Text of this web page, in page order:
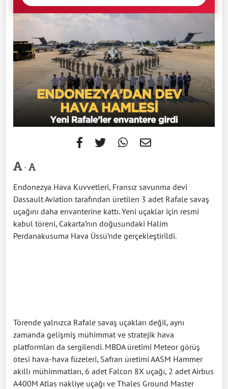
-
Endonezya Hava Kuvvetleri, Fransız savunma devi
Dassault Aviation tarafından üretilen 3 adet Rafale savaş
uçağını daha envanterine kattı. Yeni uçaklar için resmi
kabul töreni, Cakarta’nın doğusundaki Halim
Perdanakusuma Hava Üssü’nde gerçekleştirildi.
Törende yalnızca Rafale savaş uçakları değil, aynı
zamanda gelişmiş mühimmat ve stratejik hava
platformları da sergilendi. MBDA üretimi Meteor görüş
ötesi hava-hava füzeleri, Safran üretimi AASM Hammer
akıllı mühimmatları, 6 adet Falcon 8X uçağı, 2 adet Airbus
A400M Atlas nakliye uçağı ve Thales Ground Master